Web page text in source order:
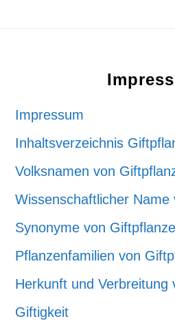
Impressum
Inhaltsverzeichnis
Volksnamen von
Wissenschaftlicher Name
Synonyme von
Pflanzenfamilien von
Herkunft und Verbreitung
Giftigkeit